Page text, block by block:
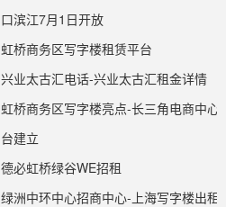
口滨江7月1日开放
虹桥商务区写字楼租赁平台
兴业太古汇电话-兴业太古汇租金详情
虹桥商务区写字楼亮点-长三角电商中心平
台建立
德必虹桥绿谷WE招租
绿洲中环中心招商中心-上海写字楼出租